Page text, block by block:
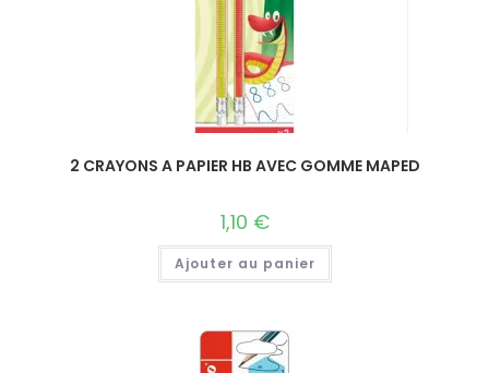
2 CRAYONS A PAPIER HB AVEC GOMME MAPED
1,10 €
Ajouter au panier